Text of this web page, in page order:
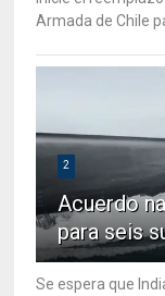
Armada de Chile
2
Acuerdo
para seis
Se espera que